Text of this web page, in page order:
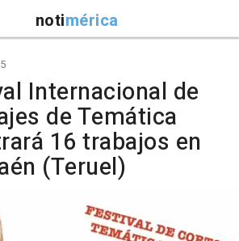
notimérica
Internacional de
de Temática
16 trabajos en
(Teruel)